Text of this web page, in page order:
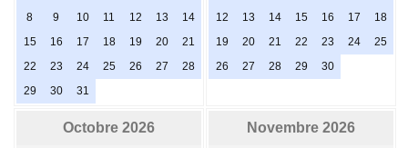
8
9 10 11 12 13
14
15
16 17 18 19 20
21
22
23 24 25 26 27
28
29
30 31
12
13 14 15 16 17
18
19
20 21 22 23 24
25
26
27 28 29 30
Octobre 2026 Novembre 2026